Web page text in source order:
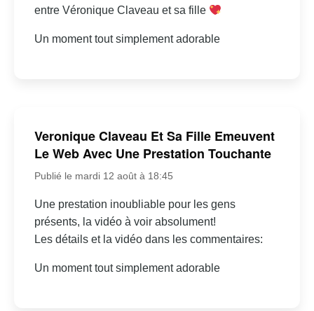
entre Véronique Claveau et sa fille
Un moment tout simplement adorable
Veronique Claveau Et Sa Fille Emeuvent
Le Web Avec Une Prestation Touchante
Publié le mardi 12 août à 18:45
Une prestation inoubliable pour les gens
présents, la vidéo à voir absolument!
Les détails et la vidéo dans les commentaires:
Un moment tout simplement adorable